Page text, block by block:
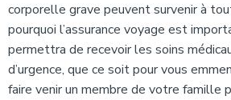
corporelle grave peuvent survenir à
pourquoi l’assurance voyage est
permettra de recevoir les soins
d’urgence, que ce soit pour vous
faire venir un membre de votre famille